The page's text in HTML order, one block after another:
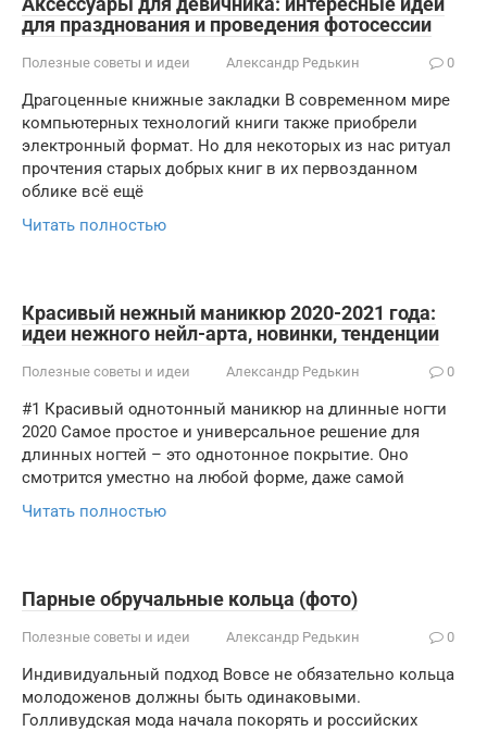
для празднования и проведения фотосессии
Полезные советы и идеи Александр Редькин 0
Драгоценные книжные закладки В современном мире
компьютерных технологий книги также приобрели
электронный формат. Но для некоторых из нас ритуал
прочтения старых добрых книг в их первозданном
облике всё ещё
Читать полностью
Красивый нежный маникюр 2020-2021 года:
идеи нежного нейл-арта, новинки, тенденции
Полезные советы и идеи Александр Редькин 0
#1 Красивый однотонный маникюр на длинные ногти
2020 Самое простое и универсальное решение для
длинных ногтей – это однотонное покрытие. Оно
смотрится уместно на любой форме, даже самой
Читать полностью
Парные обручальные кольца (фото)
Полезные советы и идеи Александр Редькин 0
Индивидуальный подход Вовсе не обязательно кольца
молодоженов должны быть одинаковыми.
Голливудская мода начала покорять и российских